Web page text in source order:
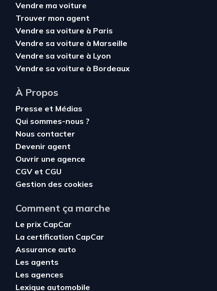
Vendre ma voiture
Trouver mon agent
Vendre sa voiture à Paris
Vendre sa voiture à Marseille
Vendre sa voiture à Lyon
Vendre sa voiture à Bordeaux
À Propos
Presse et Médias
Qui sommes-nous ?
Nous contacter
Devenir agent
Ouvrir une agence
CGV et CGU
Gestion des cookies
Comment ça marche
Le prix CapCar
La certification CapCar
Assurance auto
Les agents
Les agences
Lexique automobile